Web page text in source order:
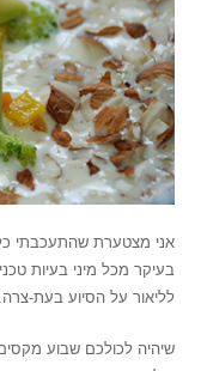
אני מצטערת שהתעכבתי
בעיקר מכל מיני בעיות
לליאור על הסיוע בעת-צרה.
שיהיה לכולכם שבוע